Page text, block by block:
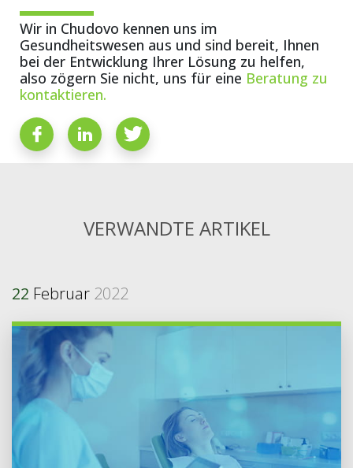
Wir in Chudovo kennen uns im
Gesundheitswesen aus und sind bereit, Ihnen
bei der Entwicklung Ihrer Lösung zu helfen,
also zögern Sie nicht, uns für eine Beratung zu
kontaktieren.
VERWANDTE ARTIKEL
22 Februar 2022